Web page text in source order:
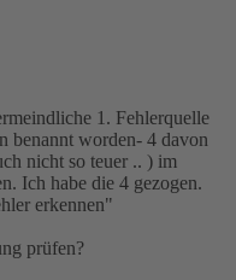
1. Fehlerquelle
benannt worden- 4 davon
nicht so teuer .. ) im
Ich habe die 4 gezogen.
erkennen"
prüfen?